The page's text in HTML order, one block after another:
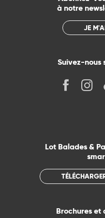
à notre
JE
Suivez-nous
Lot Balades &
Brochures et